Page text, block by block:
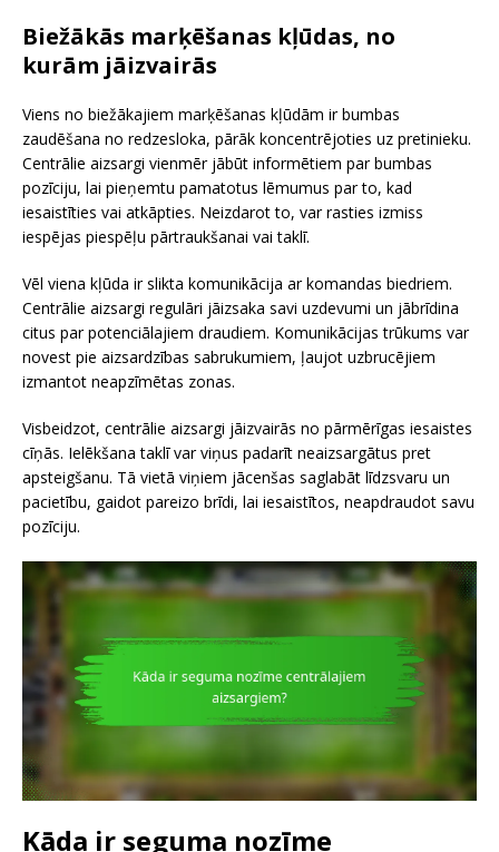
Biežākās marķēšanas kļūdas, no
kurām jāizvairās
Viens no biežākajiem marķēšanas kļūdām ir bumbas
zaudēšana no redzesloka, pārāk koncentrējoties uz pretinieku.
Centrālie aizsargi vienmēr jābūt informētiem par bumbas
pozīciju, lai pieņemtu pamatotus lēmumus par to, kad
iesaistīties vai atkāpties. Neizdarot to, var rasties izmiss
iespējas piespēļu pārtraukšanai vai taklī.
Vēl viena kļūda ir slikta komunikācija ar komandas biedriem.
Centrālie aizsargi regulāri jāizsaka savi uzdevumi un jābrīdina
citus par potenciālajiem draudiem. Komunikācijas trūkums var
novest pie aizsardzības sabrukumiem, ļaujot uzbrucējiem
izmantot neapzīmētas zonas.
Visbeidzot, centrālie aizsargi jāizvairās no pārmērīgas iesaistes
cīņās. Ielēkšana taklī var viņus padarīt neaizsargātus pret
apsteigšanu. Tā vietā viņiem jācenšas saglabāt līdzsvaru un
pacietību, gaidot pareizo brīdi, lai iesaistītos, neapdraudot savu
pozīciju.
Kāda ir seguma nozīme